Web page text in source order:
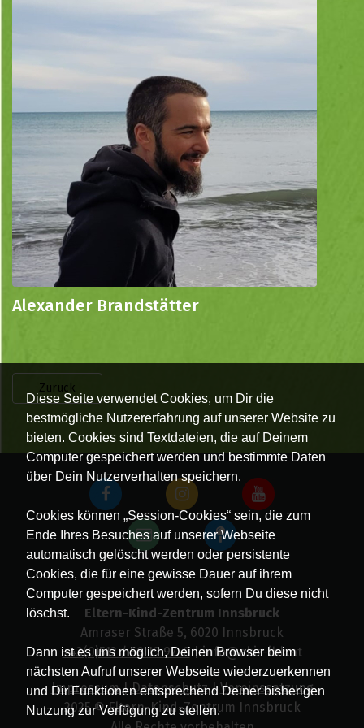
Diese Seite verwendet Cookies, um Dir die
bestmögliche Nutzererfahrung auf unserer Website zu
bieten. Cookies sind Textdateien, die auf Deinem
Computer gespeichert werden und bestimmte Daten
über Dein Nutzerverhalten speichern.
Cookies können „Session-Cookies“ sein, die zum
Ende Ihres Besuches auf unserer Webseite
automatisch gelöscht werden oder persistente
Cookies, die für eine gewisse Dauer auf ihrem
Computer gespeichert werden, sofern Du diese nicht
löschst.
Dann ist es uns möglich, Deinen Browser beim
nächsten Aufruf unserer Webseite wiederzuerkennen
und Dir Funktionen entsprechend Deiner bisherigen
Nutzung zur Verfügung zu stellen.
Alexander Brandstätter
Zurück
Eltern-Kind-Zentrum Innsbruck
Amraser Straße 5, 6020 Innsbruck
+43(0)512 / 58 19 97-0| info@ekiz-ibk.at
Impressum|Datenschutz|Vereinssatzung
2025 © Eltern-Kind-Zentrum Innsbruck